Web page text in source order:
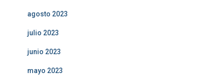
agosto 2023
julio 2023
junio 2023
mayo 2023